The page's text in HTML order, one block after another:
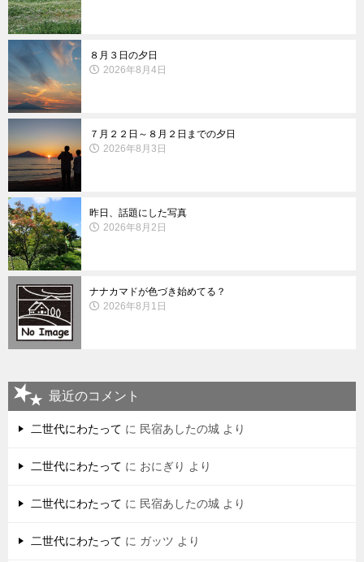
８月３日の夕日
2026年8月4日
７月２２日～８月２日までの夕日
2026年8月3日
昨日、話題にした写真
2026年8月2日
ナナカマドが色づき始めてる？
2026年8月1日
最近のコメント
二世代にわたって に 民宿あしたの城 より
二世代にわたって に おにぎり より
二世代にわたって に 民宿あしたの城 より
二世代にわたって に ガッツ より